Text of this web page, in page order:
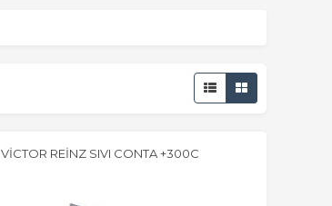
VİCTOR REİNZ SIVI CONTA +300C